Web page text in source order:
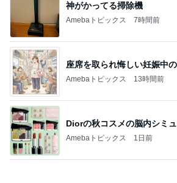
神がかってる掃除機
Amebaトピックス 7時間前
座席を取られ悔しい妊娠中
Amebaトピックス 13時間前
Diorの秋コスメの脳内シミ
Amebaトピックス 1日前